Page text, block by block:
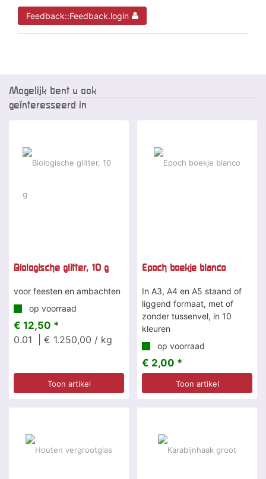
Feedback::Feedback.login
Mogelijk bent u ook
geïnteresseerd in
Biologische glitter, 10 g
voor feesten en ambachten
op voorraad
€ 12,50 *
0.01
| € 1.250,00 / kg
Toon artikel
Epoch boekje blanco
In A3, A4 en A5 staand of
liggend formaat, met of
zonder tussenvel, in 10
kleuren
op voorraad
€ 2,00 *
Toon artikel